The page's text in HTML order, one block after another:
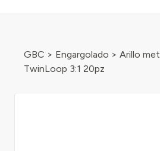
GBC > Engargolado > Arillo
TwinLoop 3:1 20pz